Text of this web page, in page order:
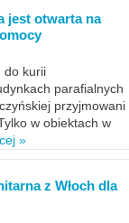
jest otwarta na
do kurii
parafialnych
przyjmowani
w obiektach w
»
z Włoch dla